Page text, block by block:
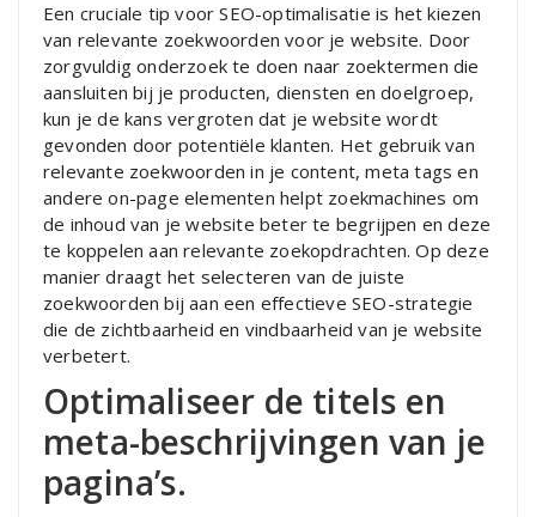
Een cruciale tip voor SEO-optimalisatie is het kiezen
van relevante zoekwoorden voor je website. Door
zorgvuldig onderzoek te doen naar zoektermen die
aansluiten bij je producten, diensten en doelgroep,
kun je de kans vergroten dat je website wordt
gevonden door potentiële klanten. Het gebruik van
relevante zoekwoorden in je content, meta tags en
andere on-page elementen helpt zoekmachines om
de inhoud van je website beter te begrijpen en deze
te koppelen aan relevante zoekopdrachten. Op deze
manier draagt het selecteren van de juiste
zoekwoorden bij aan een effectieve SEO-strategie
die de zichtbaarheid en vindbaarheid van je website
verbetert.
Optimaliseer de titels en
meta-beschrijvingen van je
pagina’s.